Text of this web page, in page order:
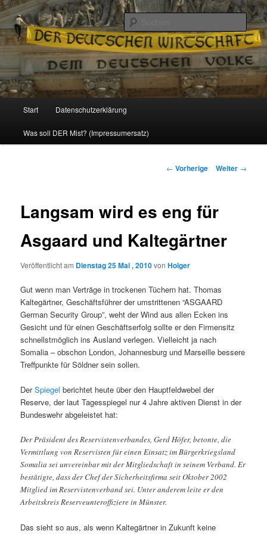
Reizzentrum
Politik, Wirtschaft, Soziales und Gesellschaft
Zum
Inhalt
Start Datenschutzerklärung
Was soll DER Mist? (Impressumersatz)
Beitrags-
← Vorherige Weiter →
Langsam wird es eng für
Asgaard und Kaltegärtner
Veröffentlicht am Dienstag 25 Mai , 2010vonHolger
Gut wenn man Verträge in trockenen Tüchern hat. Thomas
Kaltegärtner, Geschäftsführer der umstrittenen “ASGAARD
German Security Group”, weht der Wind aus allen Ecken ins
Gesicht und für einen Geschäftserfolg sollte er den Firmensitz
schnellstmöglich ins Ausland verlegen. Vielleicht ja nach
Somalia – obschon London, Johannesburg und Marseille bessere
Treffpunkte für Söldner sein sollen.
DerSpiegelberichtet heute über den Hauptfeldwebel der
Reserve, der laut Tagesspiegel nur 4 Jahre aktiven Dienst in der
Bundeswehr abgeleistet hat:
Der Präsident des Reservistenverbandes, Gerd Höfer, betonte, die
Vermittlung von Reservisten für einen Einsatz im Bürgerkriegsland
Somalia sei unvereinbar mit der Mitgliedschaft in seinem Verband. Er
bestätigte, dass der Chef der Sicherheitsfirma seit Oktober 2002
Mitglied im Reservistenverband sei. Unter anderem leite er den
Arbeitskreis Reserveunteroffiziere in Münster.
Das sieht so aus, als wenn Kaltegärtner in Zukunft keine